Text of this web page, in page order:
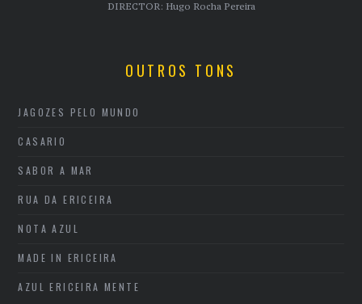
DIRECTOR: Hugo Rocha Pereira
OUTROS TONS
JAGOZES PELO MUNDO
CASARIO
SABOR A MAR
RUA DA ERICEIRA
NOTA AZUL
MADE IN ERICEIRA
AZUL ERICEIRA MENTE